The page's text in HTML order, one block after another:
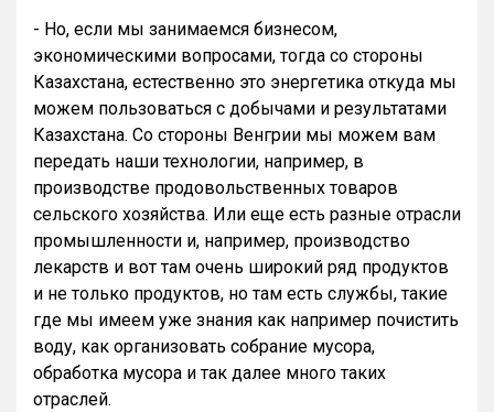
- Но, если мы занимаемся бизнесом,
экономическими вопросами, тогда со стороны
Казахстана, естественно это энергетика откуда мы
можем пользоваться с добычами и результатами
Казахстана. Со стороны Венгрии мы можем вам
передать наши технологии, например, в
производстве продовольственных товаров
сельского хозяйства. Или еще есть разные отрасли
промышленности и, например, производство
лекарств и вот там очень широкий ряд продуктов
и не только продуктов, но там есть службы, такие
где мы имеем уже знания как например почистить
воду, как организовать собрание мусора,
обработка мусора и так далее много таких
отраслей.